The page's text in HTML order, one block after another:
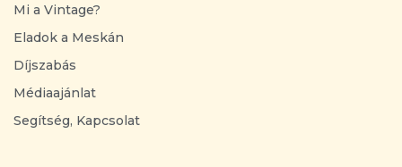
Mi a Vintage?
Eladok a Meskán
Díjszabás
Médiaajánlat
Segítség, Kapcsolat